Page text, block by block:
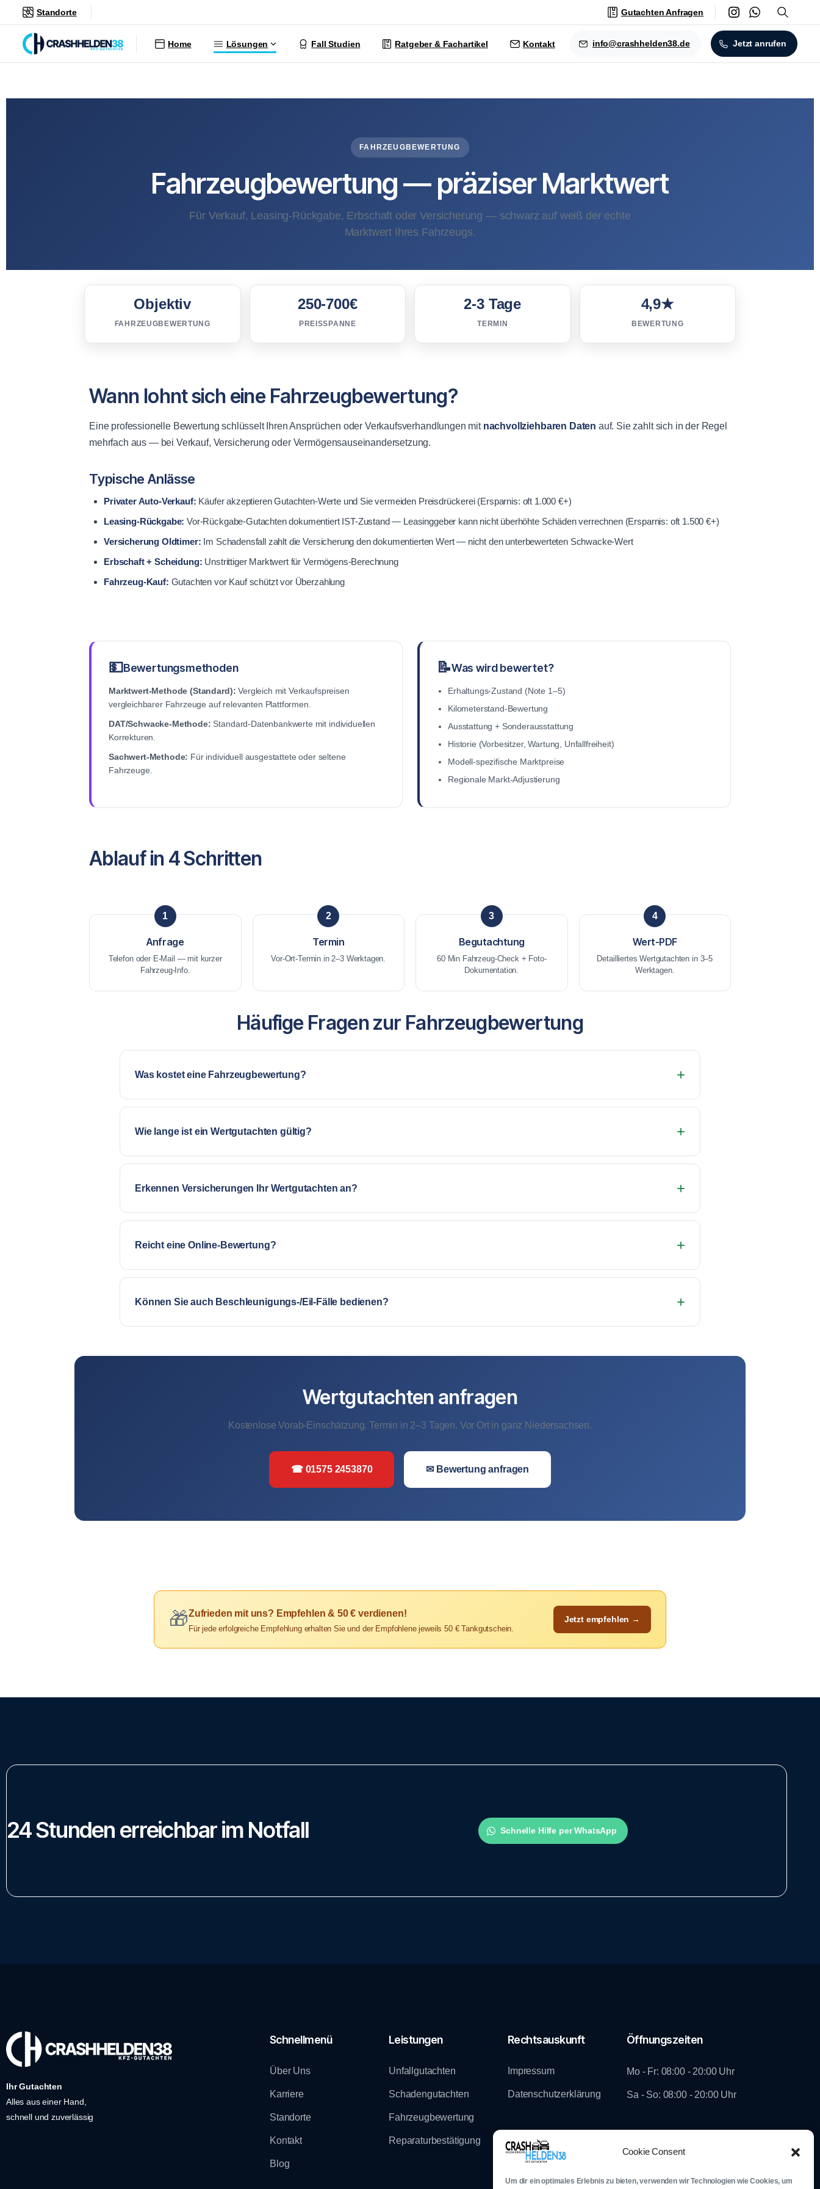
Cookie Consent
Um dir ein optimales Erlebnis zu bieten, verwenden wir Technologien wie Cookies, um
Standorte Gutachten Anfragen
Home Lösungen Fall Studien Ratgeber & Fachartikel Kontakt info@crashhelden38.de Jetzt anrufen
FAHRZEUGBEWERTUNG
Fahrzeugbewertung — präziser Marktwert
Für Verkauf, Leasing-Rückgabe, Erbschaft oder Versicherung — schwarz auf weiß der echte
Marktwert Ihres Fahrzeugs.
Objektiv
FAHRZEUGBEWERTUNG
250-700€
PREISSPANNE
2-3 Tage
TERMIN
4,9★
BEWERTUNG
Wann lohnt sich eine Fahrzeugbewertung?
Eine professionelle Bewertung schlüsselt Ihren Ansprüchen oder Verkaufsverhandlungen mit nachvollziehbaren Daten auf. Sie zahlt sich in der Regel
mehrfach aus — bei Verkauf, Versicherung oder Vermögensauseinandersetzung.
Typische Anlässe
Privater Auto-Verkauf: Käufer akzeptieren Gutachten-Werte und Sie vermeiden Preisdrückerei (Ersparnis: oft 1.000 €+)
Leasing-Rückgabe: Vor-Rückgabe-Gutachten dokumentiert IST-Zustand — Leasinggeber kann nicht überhöhte Schäden verrechnen (Ersparnis: oft 1.500 €+)
Versicherung Oldtimer: Im Schadensfall zahlt die Versicherung den dokumentierten Wert — nicht den unterbewerteten Schwacke-Wert
Erbschaft + Scheidung: Unstrittiger Marktwert für Vermögens-Berechnung
Fahrzeug-Kauf: Gutachten vor Kauf schützt vor Überzahlung
💵Bewertungsmethoden
Marktwert-Methode (Standard): Vergleich mit Verkaufspreisen
vergleichbarer Fahrzeuge auf relevanten Plattformen.
DAT/Schwacke-Methode: Standard-Datenbankwerte mit individuellen
Korrekturen.
Sachwert-Methode: Für individuell ausgestattete oder seltene
Fahrzeuge.
📝Was wird bewertet?
Erhaltungs-Zustand (Note 1–5)
Kilometerstand-Bewertung
Ausstattung + Sonderausstattung
Historie (Vorbesitzer, Wartung, Unfallfreiheit)
Modell-spezifische Marktpreise
Regionale Markt-Adjustierung
Ablauf in 4 Schritten
1
Anfrage
Telefon oder E-Mail — mit kurzer
Fahrzeug-Info.
2
Termin
Vor-Ort-Termin in 2–3 Werktagen.
3
Begutachtung
60 Min Fahrzeug-Check + Foto-
Dokumentation.
4
Wert-PDF
Detailliertes Wertgutachten in 3–5
Werktagen.
Häufige Fragen zur Fahrzeugbewertung
Was kostet eine Fahrzeugbewertung?
Wie lange ist ein Wertgutachten gültig?
Erkennen Versicherungen Ihr Wertgutachten an?
Reicht eine Online-Bewertung?
Können Sie auch Beschleunigungs-/Eil-Fälle bedienen?
Wertgutachten anfragen
Kostenlose Vorab-Einschätzung. Termin in 2–3 Tagen. Vor Ort in ganz Niedersachsen.
☎ 01575 2453870 ✉ Bewertung anfragen
🎁Zufrieden mit uns? Empfehlen & 50 € verdienen!
Für jede erfolgreiche Empfehlung erhalten Sie und der Empfohlene jeweils 50 € Tankgutschein.
Jetzt empfehlen →
24Stunden erreichbarim Notfall Schnelle Hilfe per WhatsApp
Ihr Gutachten
Alles aus einer Hand,
schnell und zuverlässig
Schnellmenü
Über Uns
Karriere
Standorte
Kontakt
Blog
Leistungen
Unfallgutachten
Schadengutachten
Fahrzeugbewertung
Reparaturbestätigung
Rechtsauskunft
Impressum
Datenschutzerklärung
Öffnungszeiten
Mo - Fr: 08:00 - 20:00 Uhr
Sa - So: 08:00 - 20:00 Uhr
Folg uns auf Social Media